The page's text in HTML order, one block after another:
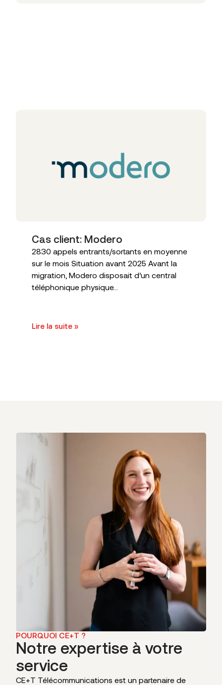
Cas client: Modero
2830 appels entrants/sortants en moyenne
sur le mois Situation avant 2025 Avant la
migration, Modero disposait d’un central
téléphonique physique...
Lire la suite »
POURQUOI CE+T ?
Notre expertise à votre
service
CE+T Télécommunications est un partenaire de